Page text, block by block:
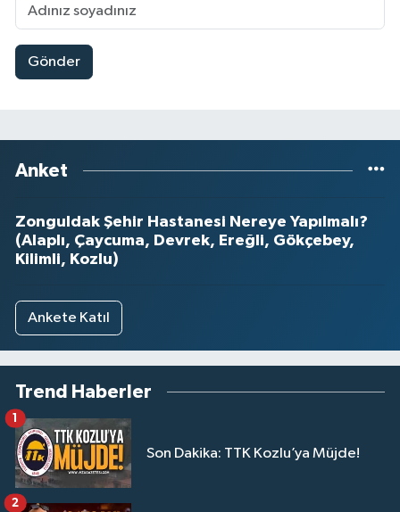
Gönder
Anket
Zonguldak Şehir Hastanesi Nereye Yapılmalı?
(Alaplı, Çaycuma, Devrek, Ereğli, Gökçebey,
Kilimli, Kozlu)
Ankete Katıl
Trend Haberler
Son Dakika: TTK Kozlu’ya Müjde!
1
2